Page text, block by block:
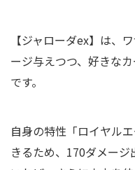
【ジャローダex】は、
ージ与えつつ、好きな
です。
自身の特性「ロイヤル
きるため、170ダメー